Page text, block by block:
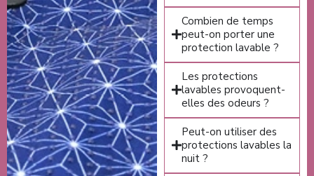
Combien de temps
peut-on porter une
protection lavable ?
Les protections
lavables provoquent-
elles des odeurs ?
Peut-on utiliser des
protections lavables la
nuit ?